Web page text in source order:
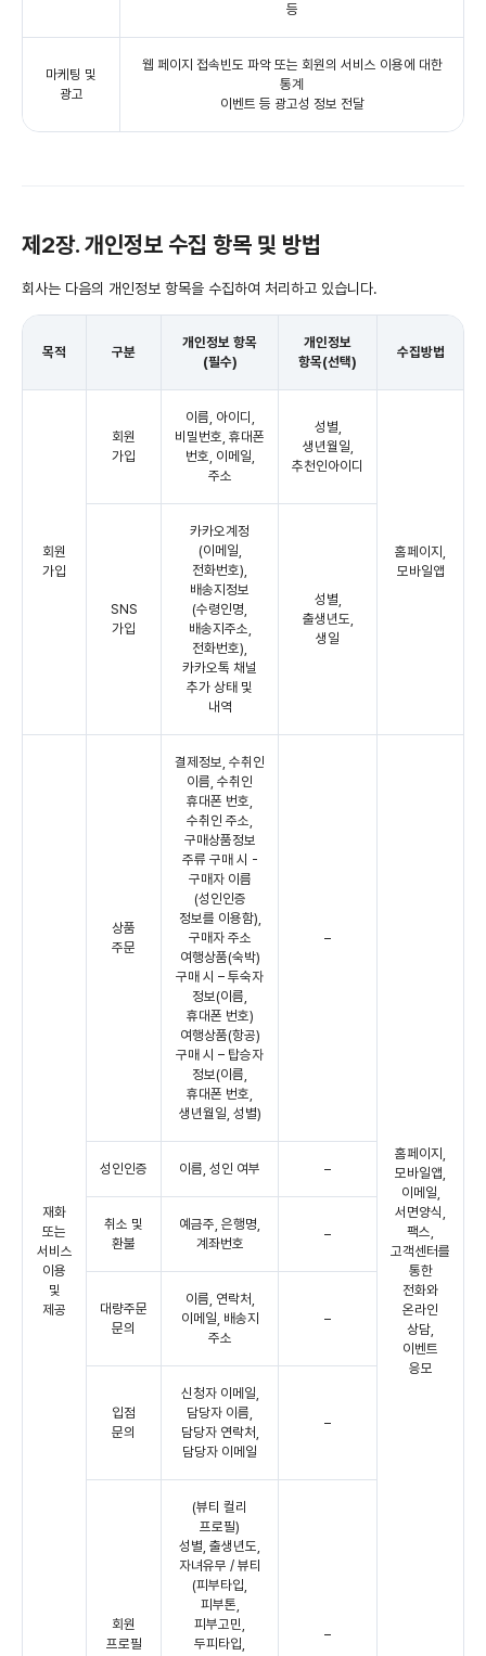
등
마케팅 및
광고
웹 페이지 접속빈도 파악 또는 회원의 서비스 이용에 대한
통계
이벤트 등 광고성 정보 전달
제2장. 개인정보 수집 항목 및 방법
회사는 다음의 개인정보 항목을 수집하여 처리하고 있습니다.
목적 구분
개인정보 항목
(필수)
개인정보
항목(선택)
수집방법
회원
가입
회원
가입
이름, 아이디,
비밀번호, 휴대폰
번호, 이메일,
주소
성별,
생년월일,
추천인아이디
홈페이지,
모바일앱
SNS
가입
카카오계정
(이메일,
전화번호),
배송지정보
(수령인명,
배송지주소,
전화번호),
카카오톡 채널
추가 상태 및
내역
성별,
출생년도,
생일
재화
또는
서비스
이용
및
제공
상품
주문
결제정보, 수취인
이름, 수취인
휴대폰 번호,
수취인 주소,
구매상품정보
주류 구매 시 -
구매자 이름
(성인인증
정보를 이용함),
구매자 주소
여행상품(숙박)
구매 시 – 투숙자
정보(이름,
휴대폰 번호)
여행상품(항공)
구매 시 – 탑승자
정보(이름,
휴대폰 번호,
생년월일, 성별)
–
홈페이지,
모바일앱,
이메일,
서면양식,
팩스,
고객센터를
통한
전화와
온라인
상담,
이벤트
응모
성인인증 이름, 성인 여부 –
취소 및
환불
예금주, 은행명,
계좌번호
–
대량주문
문의
이름, 연락처,
이메일, 배송지
주소
–
입점
문의
신청자 이메일,
담당자 이름,
담당자 연락처,
담당자 이메일
–
회원
프로필
(뷰티 컬리
프로필)
성별, 출생년도,
자녀유무 / 뷰티
(피부타입,
피부톤,
피부고민,
두피타입,
–